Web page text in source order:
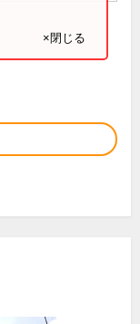
×閉じる